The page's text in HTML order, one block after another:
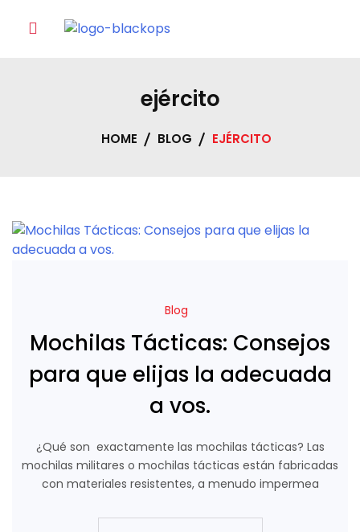
ejército
HOME BLOG EJÉRCITO
Blog
Mochilas Tácticas: Consejos
para que elijas la adecuada
a vos.
¿Qué son exactamente las mochilas tácticas? Las
mochilas militares o mochilas tácticas están fabricadas
con materiales resistentes, a menudo impermea